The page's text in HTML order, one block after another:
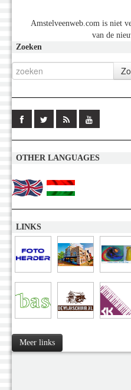
Amstelveenweb.com is niet
van de
Zoeken
OTHER LANGUAGES
LINKS
Meer links